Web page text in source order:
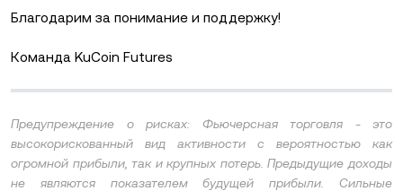
Благодарим за понимание и поддержку!
Команда KuCoin Futures
Предупреждение о рисках: Фьючерсная торговля - это
высокорискованный вид активности с вероятностью как
огромной прибыли, так и крупных потерь. Предыдущие доходы
не являются показателем будущей прибыли. Сильные